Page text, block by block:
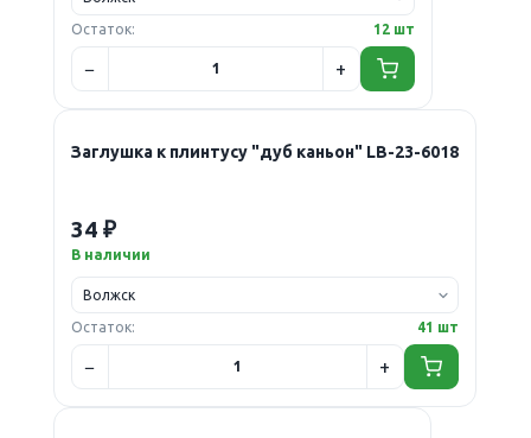
Остаток: 12 шт
Заглушка к плинтусу "дуб каньон" LB-23-6018
34 ₽
В наличии
Остаток: 41 шт